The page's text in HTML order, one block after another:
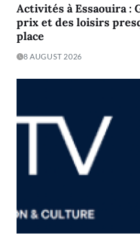
Activités à Essaouira :
prix et des loisirs
place
8 AUGUST 2026